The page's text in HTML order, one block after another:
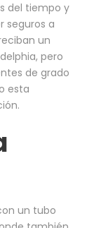
del tiempo y
seguros a
un
pero
de grado
esta
un tubo